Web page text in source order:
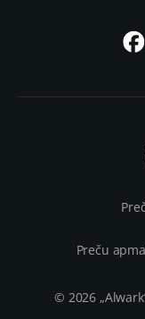
© 2026
Preču